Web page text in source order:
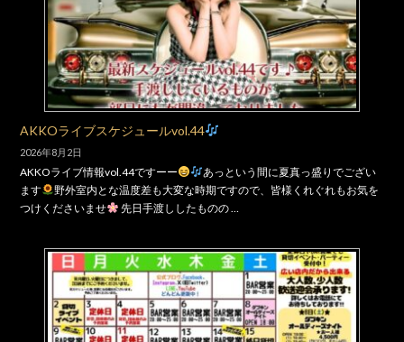
AKKOライブスケジュールvol.44
2026年8月2日
AKKOライブ情報vol.44ですーー
あっという間に夏真っ盛りでござい
ます
野外室内とな温度差も大変な時期ですので、皆様くれぐれもお気を
つけくださいませ
先日手渡ししたものの …